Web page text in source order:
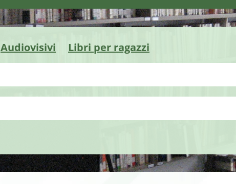
Audiovisivi Libri per ragazzi